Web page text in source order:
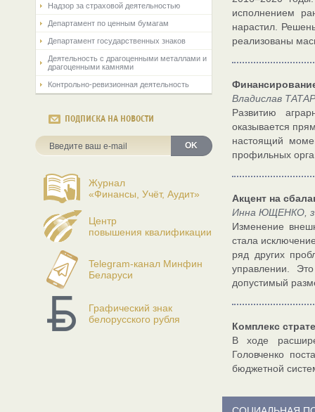
Надзор за страховой деятельностью
Департамент по ценным бумагам
Департамент государственных знаков
Деятельность с драгоценными металлами и
драгоценными камнями
Контрольно-ревизионная деятельность
ПОДПИСКА НА НОВОСТИ
OK
Журнал
«Финансы, Учёт, Аудит»
Центр
повышения квалификации
Telegram-канал Минфин
Беларуси
Графический знак
белорусского рубля
исполнением
нарастил.
реализованы
Владислав
Развитию
оказывается
настоящий
профильных
Акцент на
Инна ЮЩЕНКО,
Изменение
стала
ряд других
управлении.
допустимый
Комплекс
В ходе
Головченко
бюджетной